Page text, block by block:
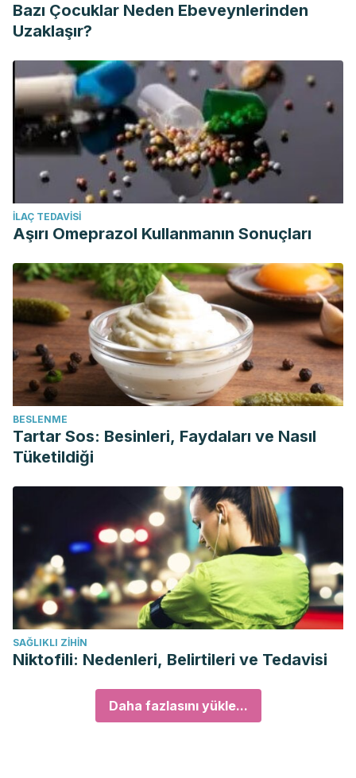
Bazı Çocuklar Neden Ebeveynlerinden
Uzaklaşır?
İLAÇ TEDAVISI
Aşırı Omeprazol Kullanmanın Sonuçları
BESLENME
Tartar Sos: Besinleri, Faydaları ve Nasıl
Tüketildiği
SAĞLIKLI ZIHIN
Niktofili: Nedenleri, Belirtileri ve Tedavisi
Daha fazlasını yükle...